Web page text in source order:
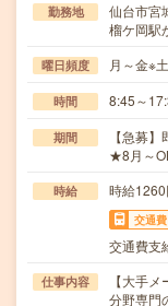
勤務地
仙台市宮
榴ケ岡駅
曜日頻度 月～金※
時間 8:45～
期間
【急募
★8月～
時給 時給
交通費
交通費支
仕事内容
【大手
分野専門